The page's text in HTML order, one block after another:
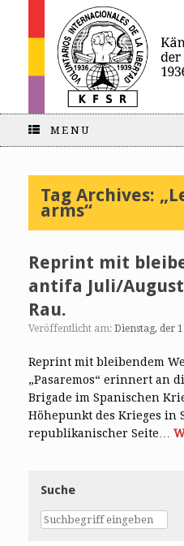
MENU
Tag Archives:
arms“
Reprint mit
antifa Juli/August
Rau.
Veröffentlicht am: Dienstag, der
Reprint mit bleibendem
„Pasaremos“ erinnert an
Brigade im Spanischen
Höhepunkt des Krieges in
republikanischer Seite…
Suche